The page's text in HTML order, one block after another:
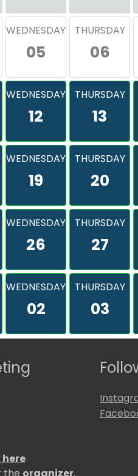
WEDNESDAY
05
THURSDAY
06
WEDNESDAY
12
THURSDAY
13
WEDNESDAY
19
THURSDAY
20
WEDNESDAY
26
THURSDAY
27
WEDNESDAY
02
THURSDAY
03
here